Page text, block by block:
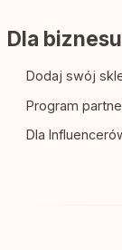
Dla biznesu
Dodaj swój
Program
Dla